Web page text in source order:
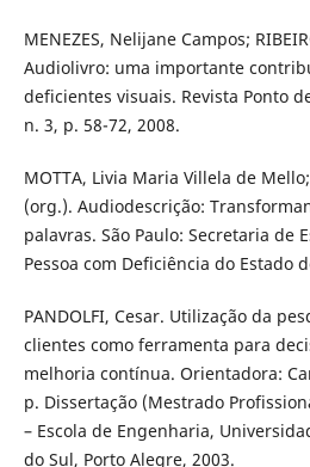
MENEZES, Nelijane Campos;
Audiolivro: uma importante
deficientes visuais. Revista Ponto
n. 3, p. 58-72, 2008.
MOTTA, Livia Maria Villela de
(org.). Audiodescrição:
palavras. São Paulo: Secretaria de
Pessoa com Deficiência do Estado
PANDOLFI, Cesar. Utilização da
clientes como ferramenta para
melhoria contínua. Orientadora:
p. Dissertação (Mestrado
– Escola de Engenharia,
do Sul, Porto Alegre, 2003.